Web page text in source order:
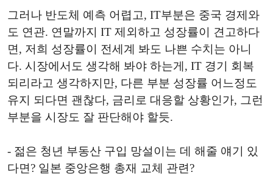
그러나 반도체 예측 어렵고, IT부분은 중국 경제와
도 연관. 연말까지 IT 제외하고 성장률이 견고하다
면, 저희 성장률이 전세계 봐도 나쁜 수치는 아니
다. 시장에서도 생각해 봐야 하는게, IT 경기 회복
되리라고 생각하지만, 다른 부분 성장률 어느정도
유지 되다면 괜찮다, 금리로 대응할 상황인가, 그런
부분을 시장도 잘 판단해야 할듯.
- 젊은 청년 부동산 구입 망설이는 데 해줄 얘기 있
다면? 일본 중앙은행 총재 교체 관련?